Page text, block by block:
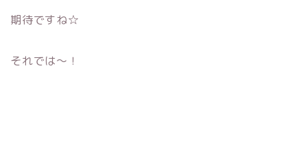
期待ですね☆
それでは〜！